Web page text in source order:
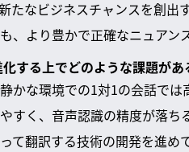
たなビジネスチャンスを創
、より豊かで正確なニュアン
する上でどのような課題があ
かな環境での1対1の会話で
すく、音声認識の精度が落
て翻訳する技術の開発を進め